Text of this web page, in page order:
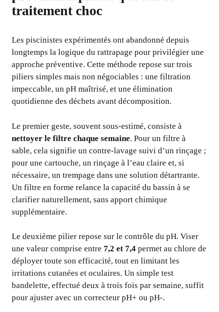
traitement choc
Les piscinistes expérimentés ont abandonné depuis
longtemps la logique du rattrapage pour privilégier une
approche préventive. Cette méthode repose sur trois
piliers simples mais non négociables : une filtration
impeccable, un pH maîtrisé, et une élimination
quotidienne des déchets avant décomposition.
Le premier geste, souvent sous-estimé, consiste à
nettoyer le filtre chaque semaine. Pour un filtre à
sable, cela signifie un contre-lavage suivi d’un rinçage ;
pour une cartouche, un rinçage à l’eau claire et, si
nécessaire, un trempage dans une solution détartrante.
Un filtre en forme relance la capacité du bassin à se
clarifier naturellement, sans apport chimique
supplémentaire.
Le deuxième pilier repose sur le contrôle du pH. Viser
une valeur comprise entre 7,2 et 7,4 permet au chlore de
déployer toute son efficacité, tout en limitant les
irritations cutanées et oculaires. Un simple test
bandelette, effectué deux à trois fois par semaine, suffit
pour ajuster avec un correcteur pH+ ou pH-.